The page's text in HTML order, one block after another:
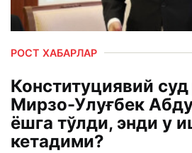
РОСТ ХАБАРЛАР
Конституциявий
Мирзо-Улуғбек
ёшга тўлди, энди у
кетадими?